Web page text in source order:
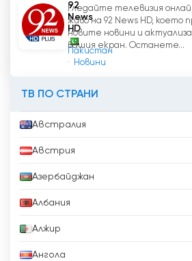
92
News
HD
Пакистан
Новини
Гледайте телевизия
живо на 92 News HD, което
новите новини и
вашия екран. Останете...
ТВ ПО СТРАНИ
Австралия
Австрия
Азербайджан
Албания
Алжир
Ангола